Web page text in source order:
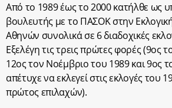
Από το 1989 έως το 2000 κατήλθε ως
βουλευτής με το ΠΑΣΟΚ στην
Αθηνών συνολικά σε 6 διαδοχικές
Εξελέγη τις τρεις πρώτες φορές (9ος
12ος τον Νοέμβριο του 1989 και 9ος
απέτυχε να εκλεγεί στις εκλογές του
πρώτος επιλαχών).